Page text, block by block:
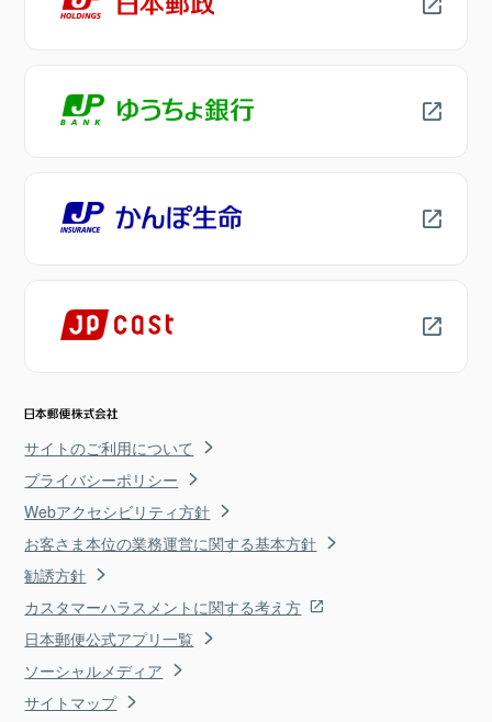
サイトのご利用について
プライバシーポリシー
Webアクセシビリティ方針
お客さま本位の業務運営に関する基本方針
勧誘方針
カスタマーハラスメントに関する考え方
日本郵便公式アプリ一覧
ソーシャルメディア
サイトマップ